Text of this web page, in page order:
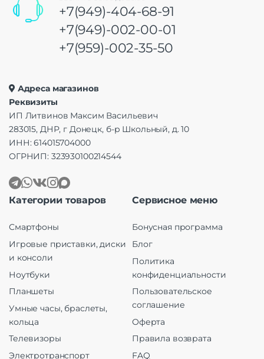
+7(949)-404-68-91
+7(949)-002-00-01
+7(959)-002-35-50
Адреса магазинов
Реквизиты
ИП Литвинов Максим Васильевич
283015, ДНР, г Донецк, б-р Школьный, д. 10
ИНН: 614015704000
ОГРНИП: 323930100214544
Категории товаров
Смартфоны
Игровые приставки, диски
и консоли
Ноутбуки
Планшеты
Умные часы, браслеты,
кольца
Телевизоры
Электротранспорт
Сервисное меню
Бонусная программа
Блог
Политика
конфиденциальности
Пользовательское
соглашение
Оферта
Правила возврата
FAQ